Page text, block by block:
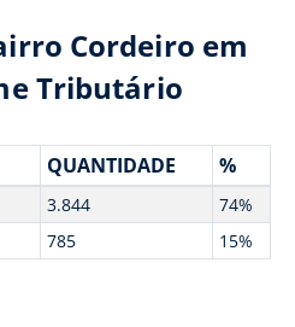
Cordeiro em
Tributário
QUANTIDADE %
3.844
74%
785 15%